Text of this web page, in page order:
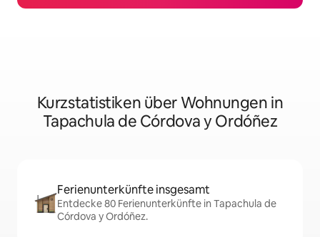
Kurzstatistiken über Wohnungen in
Tapachula de Córdova y Ordóñez
Ferienunterkünfte insgesamt
Entdecke 80 Ferienunterkünfte in Tapachula de
Córdova y Ordóñez.